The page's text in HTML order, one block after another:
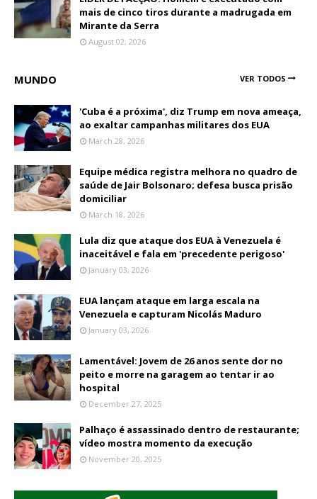
mais de cinco tiros durante a madrugada em
Mirante da Serra
August 02, 2026
MUNDO VER TODOS
'Cuba é a próxima', diz Trump em nova ameaça,
ao exaltar campanhas militares dos EUA
March 28, 2026
Equipe médica registra melhora no quadro de
saúde de Jair Bolsonaro; defesa busca prisão
domiciliar
March 18, 2026
Lula diz que ataque dos EUA à Venezuela é
inaceitável e fala em 'precedente perigoso'
January 03, 2026
EUA lançam ataque em larga escala na
Venezuela e capturam Nicolás Maduro
January 03, 2026
Lamentável: Jovem de 26 anos sente dor no
peito e morre na garagem ao tentar ir ao
hospital
December 27, 2025
Palhaço é assassinado dentro de restaurante;
vídeo mostra momento da execução
November 20, 2025